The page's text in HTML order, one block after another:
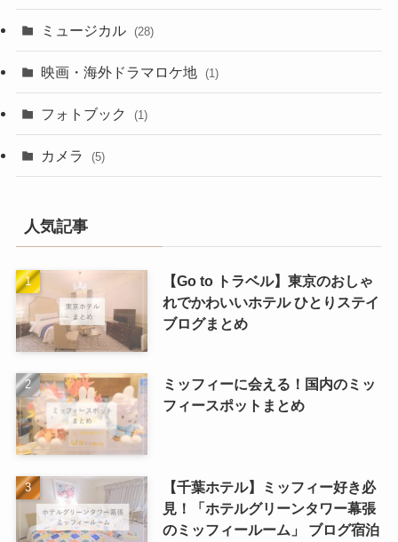
ミュージカル (28)
映画・海外ドラマロケ地 (1)
フォトブック (1)
カメラ (5)
人気記事
【Go to トラベル】東京のおしゃ
れでかわいいホテル ひとりステイ
ブログまとめ
ミッフィーに会える！国内のミッ
フィースポットまとめ
【千葉ホテル】ミッフィー好き必
見！「ホテルグリーンタワー幕張
のミッフィールーム」 ブログ宿泊